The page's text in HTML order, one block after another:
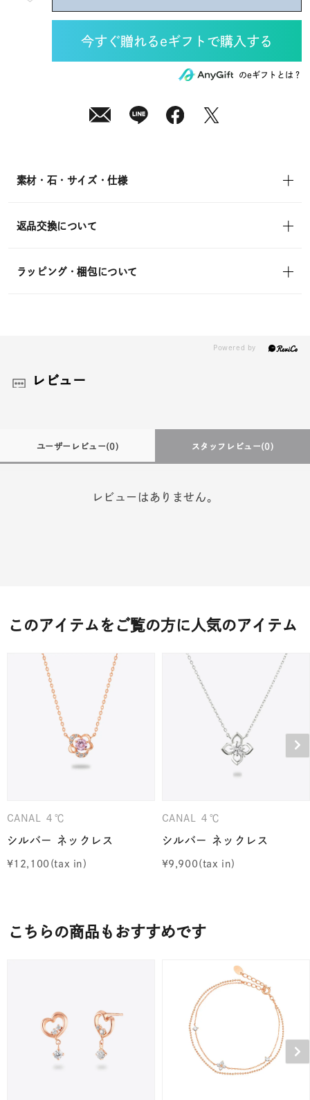
08
月
のeギフトとは？
素材・石・サイズ・仕様
返品交換について
ラッピング・梱包について
レビュー
ユーザーレビュー(0) スタッフレビュー(0)
レビューはありません。
このアイテムをご覧の方に人気のアイテム
CANAL ４℃
シルバー ネックレス
¥12,100
CANAL ４℃
シルバー ネックレス
¥9,900
こちらの商品もおすすめです